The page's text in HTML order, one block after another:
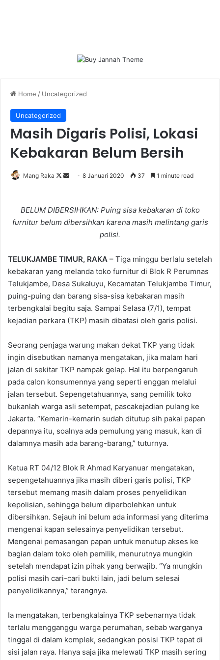
Home / Uncategorized
Uncategorized
Masih Digaris Polisi, Lokasi
Kebakaran Belum Bersih
Mang Raka
Follow
Send8 Januari 2020 37 1 minute read
BELUM DIBERSIHKAN: Puing sisa kebakaran di toko
furnitur belum dibersihkan karena masih melintang garis
polisi.
TELUKJAMBE TIMUR, RAKA – Tiga minggu berlalu setelah
kebakaran yang melanda toko furnitur di Blok R Perumnas
Telukjambe, Desa Sukaluyu, Kecamatan Telukjambe Timur,
puing-puing dan barang sisa-sisa kebakaran masih
terbengkalai begitu saja. Sampai Selasa (7/1), tempat
kejadian perkara (TKP) masih dibatasi oleh garis polisi.
Seorang penjaga warung makan dekat TKP yang tidak
ingin disebutkan namanya mengatakan, jika malam hari
jalan di sekitar TKP nampak gelap. Hal itu berpengaruh
pada calon konsumennya yang seperti enggan melalui
jalan tersebut. Sepengetahuannya, sang pemilik toko
bukanlah warga asli setempat, pascakejadian pulang ke
Jakarta. “Kemarin-kemarin sudah ditutup sih pakai papan
depannya itu, soalnya ada pemulung yang masuk, kan di
dalamnya masih ada barang-barang,” tuturnya.
Ketua RT 04/12 Blok R Ahmad Karyanuar mengatakan,
sepengetahuannya jika masih diberi garis polisi, TKP
tersebut memang masih dalam proses penyelidikan
kepolisian, sehingga belum diperbolehkan untuk
dibersihkan. Sejauh ini belum ada informasi yang diterima
mengenai kapan selesainya penyelidikan tersebut.
Mengenai pemasangan papan untuk menutup akses ke
bagian dalam toko oleh pemilik, menurutnya mungkin
setelah mendapat izin pihak yang berwajib. “Ya mungkin
polisi masih cari-cari bukti lain, jadi belum selesai
penyelidikannya,” terangnya.
Ia mengatakan, terbengkalainya TKP sebenarnya tidak
terlalu mengganggu warga perumahan, sebab warganya
tinggal di dalam komplek, sedangkan posisi TKP tepat di
sisi jalan raya. Hanya saja jika melewati TKP masih sering